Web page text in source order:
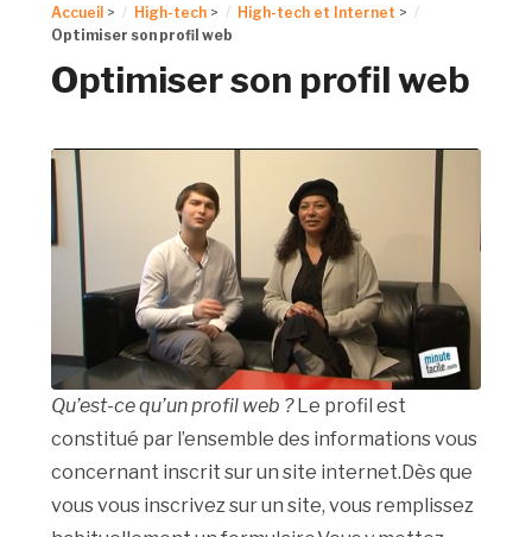
Accueil > High-tech > High-tech et Internet >
Optimiser son profil web
Optimiser son profil web
Qu’est-ce qu’un profil web ?Le profil est
constitué par l’ensemble des informations vous
concernant inscrit sur un site internet.Dès que
vous vous inscrivez sur un site, vous remplissez